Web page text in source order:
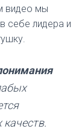
видео мы
себе лидера и